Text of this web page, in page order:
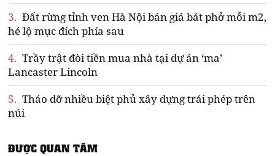
3. Đất rừng tỉnh ven Hà Nội bán giá bát phở mỗi m2,
hé lộ mục đích phía sau
4. Trầy trật đòi tiền mua nhà tại dự án ‘ma’
Lancaster Lincoln
5. Tháo dỡ nhiều biệt phủ xây dựng trái phép trên
núi
ĐƯỢC QUAN TÂM